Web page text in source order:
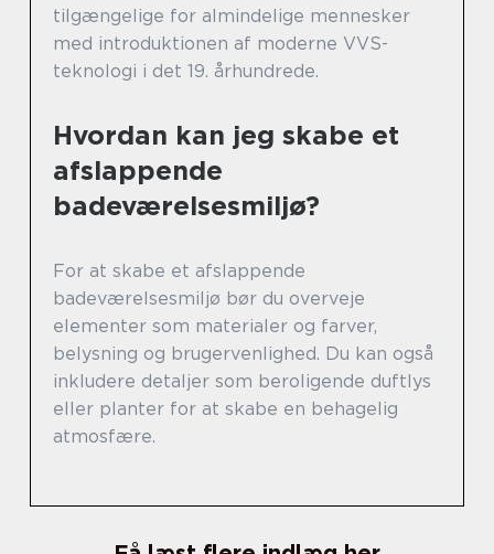
tilgængelige for almindelige mennesker
med introduktionen af moderne VVS-
teknologi i det 19. århundrede.
Hvordan kan jeg skabe et
afslappende
badeværelsesmiljø?
For at skabe et afslappende
badeværelsesmiljø bør du overveje
elementer som materialer og farver,
belysning og brugervenlighed. Du kan også
inkludere detaljer som beroligende duftlys
eller planter for at skabe en behagelig
atmosfære.